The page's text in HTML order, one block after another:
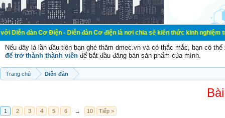
Cơ Điện - Diễn đàn Cơ điện là nơi chia sẽ kiến thức kinh nghiệm trong
Nếu đây là lần đầu tiên bạn ghé thăm dmec.vn và có thắc mắc, bạn có
để trở thành thành viên để bắt đầu đăng bán sản phẩm của mình.
Trang chủ Diễn đàn
1 2 3 4 5 6 → 10 Tiếp >